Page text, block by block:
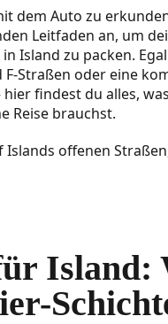
dem Auto zu
Leitfaden an, um
Island zu packen.
F-Straßen oder eine
findest du alles,
Reise brauchst.
Island: